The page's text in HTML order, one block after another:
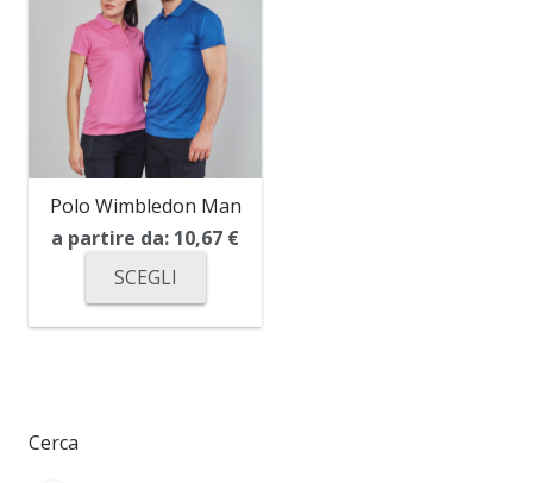
Polo Wimbledon Man
a partire da: 10,67 €
SCEGLI
Cerca